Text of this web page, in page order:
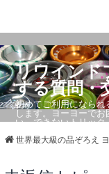
リワインド
する質問・
初めてご利用になら
します。ヨーヨーで
い。できないトリッ
世界最大級の品ぞろえ